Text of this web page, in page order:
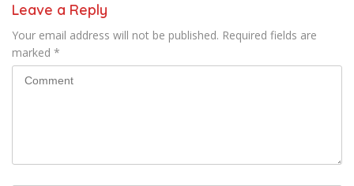
Leave a Reply
Your email address will not be published. Required fields are
marked *